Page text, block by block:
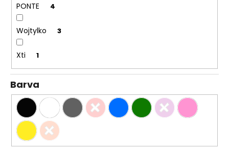
PONTE 4
Wojtylko 3
Xti 1
Barva
DÁMSKÉ
NAZOUVÁKY
ŽABKY
INBLU
ZO19
BRONZOVÉ
499
Kč
Původně:
899
Kč